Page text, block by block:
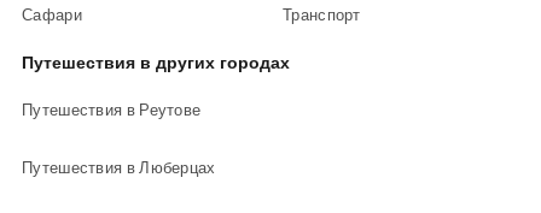
Сафари Транспорт
Путешествия в других городах
Путешествия в Реутове
Путешествия в Люберцах